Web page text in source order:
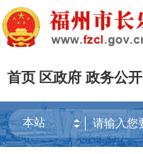
首页 区政府 政务公开